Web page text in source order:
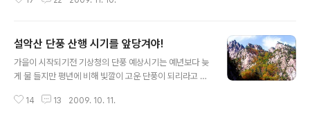
를 필요로 하지만 그중에도 워킹용 아이젠은 필수품목 제1
이러한 부상이나 조난은 사망사고로 이어질 위험성이 높기
에 겨울 등산에서는 단 한번을 사용하더라도 항상 휴대해
야 하는 필수품이 워킹용 아이젠이다. 아마추어 들이 사용
비로서 원래는 슈타이크아이젠(Steigeisen)인데 약칭으
설악산 단풍 산행 시기를 앞당겨야!
가을이 시작되기전 기상청의 단풍 예상시기는 예년보다 늦
게 물 들지만 평년에 비해 빛깔이 고운 단풍이 되리라고 발
섭씨 0도 이하로 내려가면서 10월06일경 첫 얼음이 얼고
14 13 2009. 10. 11.